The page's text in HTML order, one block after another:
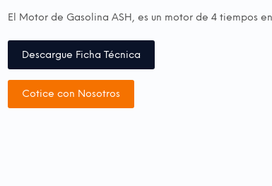
El Motor de Gasolina ASH, es un motor de 4 tiempos
Descargue Ficha Técnica
Cotice con Nosotros